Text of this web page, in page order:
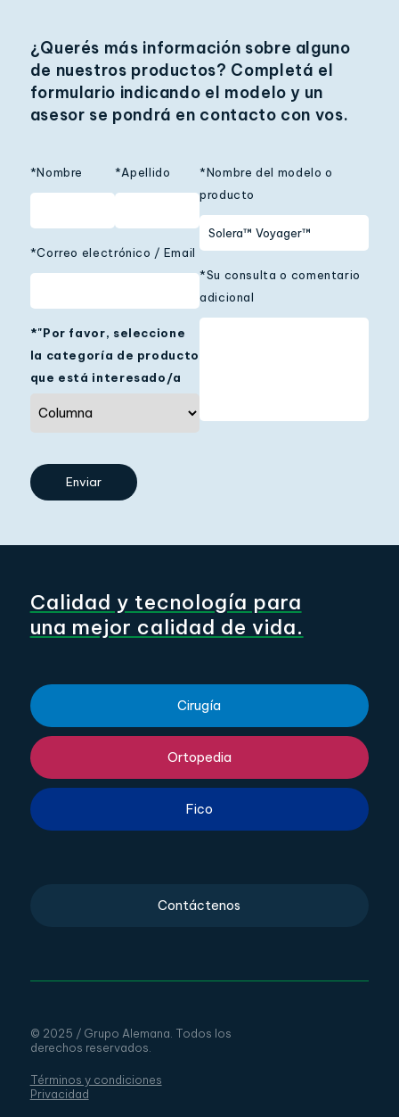
¿Querés más información sobre alguno
de nuestros productos? Completá el
formulario indicando el modelo y un
asesor se pondrá en contacto con vos.
*Nombre *Apellido
*Correo electrónico / Email
*"Por favor, seleccione
la categoría de producto
que está interesado/a
*Nombre del modelo o
producto
*Su consulta o comentario
adicional
Calidad y tecnología para
una mejor calidad de vida.
Cirugía
Ortopedia
Fico
Contáctenos
© 2025 / Grupo Alemana. Todos los
derechos reservados.
Términos y condiciones
Privacidad